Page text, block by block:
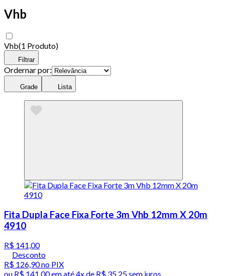
Vhb
Vhb(1 Produto)
Filtrar
Ordernar por:
Grade Lista
Fita Dupla Face Fixa Forte 3m Vhb 12mm X 20m
4910
R$ 141,00
Desconto
R$ 126,90no PIX
ou R$ 141,00em até4x de R$ 35,25 sem juros